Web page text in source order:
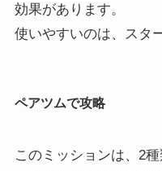
効果があります。
使いやすいのは、スタ
ペアツムで攻略
このミッションは、2